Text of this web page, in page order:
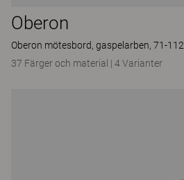
Oberon
Oberon mötesbord, gaspelarben, 71-112
37 Färger och material | 4 Varianter